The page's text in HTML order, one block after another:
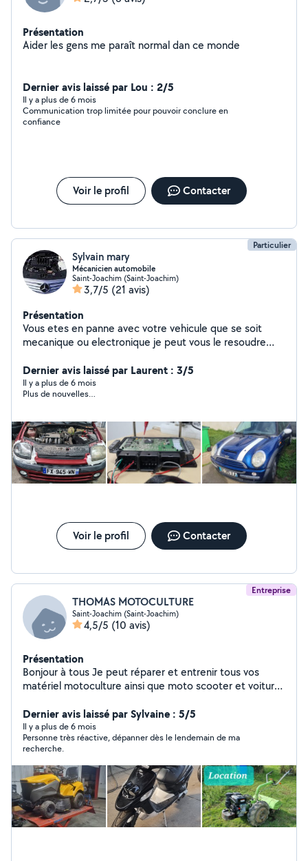
Présentation
Aider les gens me paraît normal dan ce monde
Dernier avis laissé par Lou : 2/5
Il y a plus de 6 mois
Communication trop limitée pour pouvoir conclure en
confiance
Voir le profil Contacter
Particulier
Sylvain mary
Mécanicien automobile
Saint-Joachim (Saint-Joachim)
3,7/5 (21 avis)
Présentation
Vous etes en panne avec votre vehicule que se soit
mecanique ou electronique je peut vous le resoudre
vehicule Reprogrammation moteur Codage d option
dans votre vehicule si preequipé
Dernier avis laissé par Laurent : 3/5
Il y a plus de 6 mois
Plus de nouvelles…
Voir le profil Contacter
Entreprise
THOMAS MOTOCULTURE
Saint-Joachim (Saint-Joachim)
4,5/5 (10 avis)
Présentation
Bonjour à tous Je peut réparer et entrenir tous vos
matériel motoculture ainsi que moto scooter et voiture
etc Possibiliter de depannage remorque de véhicule Je
fait aussi de l entretien de jardin et aménagement ainsi
que du terrassement Contacter moi pour toute
demande
Dernier avis laissé par Sylvaine : 5/5
Il y a plus de 6 mois
Personne très réactive, dépanner dès le lendemain de ma
recherche.